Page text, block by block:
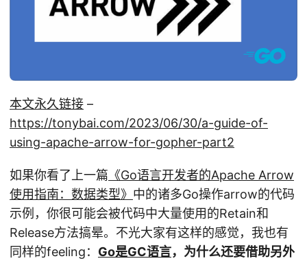
本文永久链接 –
https://tonybai.com/2023/06/30/a-guide-of-
using-apache-arrow-for-gopher-part2
如果你看了上一篇 《Go语言开发者的Apache Arrow
使用指南：数据类型》 中的诸多Go操作arrow的代码
示例，你很可能会被代码中大量使用的Retain和
Release方法搞晕。不光大家有这样的感觉，我也有
同样的feeling： Go是GC语言，为什么还要借助另外